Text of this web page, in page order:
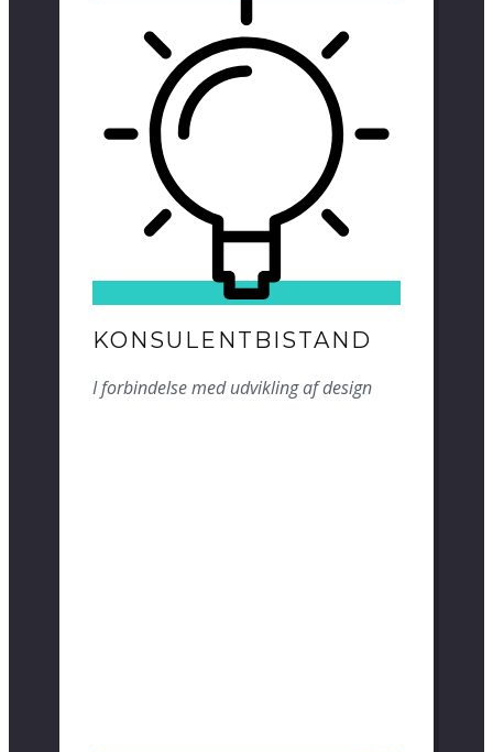
KONSULENTBISTAND
I forbindelse med udvikling af design